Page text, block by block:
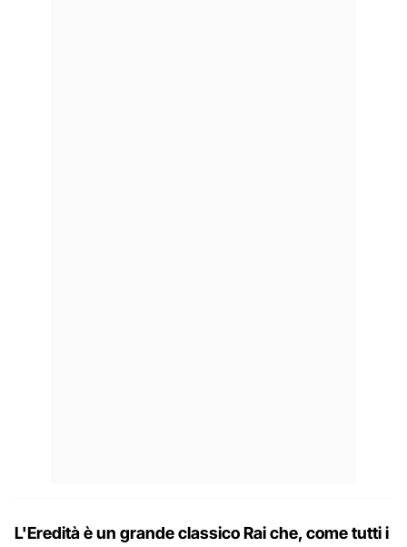
L'Eredità è un grande classico Rai che, come tutti i